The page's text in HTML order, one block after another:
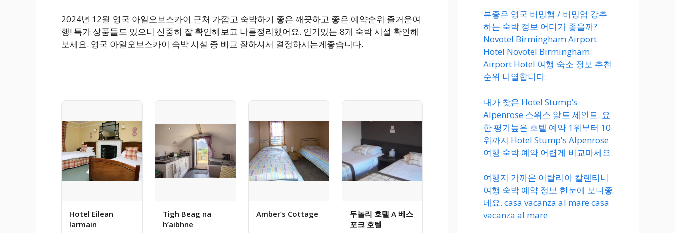
2024년 12월 영국 아일오브스카이 근처 가깝고 숙박하기 좋은 깨끗하고 좋은 예약순위 즐거운여
행! 특가 상품들도 있으니 신중히 잘 확인해보고 나름정리했어요. 인기있는 8개 숙박 시설 확인해
보세요. 영국 아일오브스카이 숙박 시설 중 비교 잘하셔서 결정하시는게좋습니다.
Hotel Eilean
Iarmain
Tigh Beag na
h’aibhne
Amber’s Cottage
두놀리 호텔 A 베스
포크 호텔
뷰좋은 영국 버밍햄 / 버밍엄 강추
하는 숙박 정보 어디가 좋을까?
Novotel Birmingham Airport
Hotel Novotel Birmingham
Airport Hotel 여행 숙소 정보 추천
순위 나열합니다.
내가 찾은 Hotel Stump’s
Alpenrose 스위스 알트 세인트. 요
한 평가높은 호텔 예약 1위부터 10
위까지 Hotel Stump’s Alpenrose
여행 숙박 예약 어렵게 비교마세요.
여행지 가까운 이탈리아 칼렌티니
여행 숙박 예약 정보 한눈에 보니좋
네요. casa vacanza al mare casa
vacanza al mare